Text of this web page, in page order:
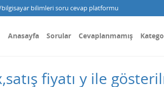
bilimleri soru cevap platformu
Anasayfa Sorular Cevaplanmamış
fiyatı y ile